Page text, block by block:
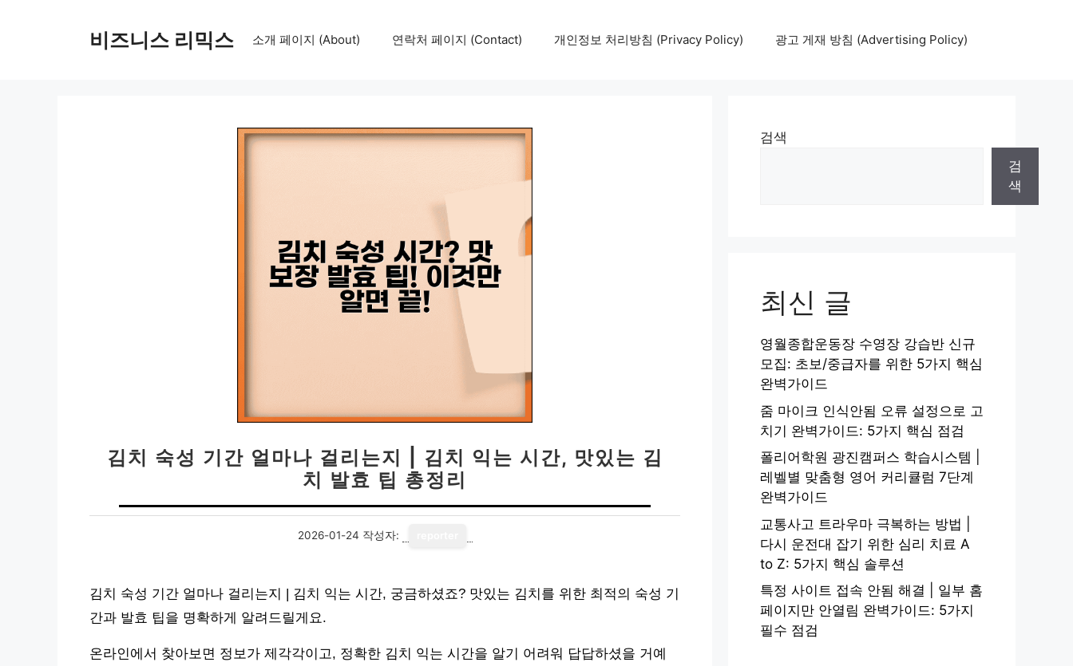
비즈니스 리믹스 소개 페이지 (About) 연락처 페이지 (Contact) 개인정보 처리방침 (Privacy Policy) 광고 게재 방침 (Advertising Policy)
김치 숙성 기간 얼마나 걸리는지 | 김치 익는 시간, 맛있는 김
치 발효 팁 총정리
2026-01-24 작성자:
김치 숙성 기간 얼마나 걸리는지 | 김치 익는 시간, 궁금하셨죠? 맛있는 김치를 위한 최적의 숙성 기
간과 발효 팁을 명확하게 알려드릴게요.
온라인에서 찾아보면 정보가 제각각이고, 정확한 김치 익는 시간을 알기 어려워 답답하셨을 거예
검색
검
색
최신 글
영월종합운동장 수영장 강습반 신규
모집: 초보/중급자를 위한 5가지 핵심
완벽가이드
줌 마이크 인식안됨 오류 설정으로 고
치기 완벽가이드: 5가지 핵심 점검
폴리어학원 광진캠퍼스 학습시스템 |
레벨별 맞춤형 영어 커리큘럼 7단계
완벽가이드
교통사고 트라우마 극복하는 방법 |
다시 운전대 잡기 위한 심리 치료 A
to Z: 5가지 핵심 솔루션
특정 사이트 접속 안됨 해결 | 일부 홈
페이지만 안열림 완벽가이드: 5가지
필수 점검